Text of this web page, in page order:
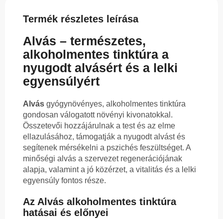
Termék részletes leírása
Alvás – természetes,
alkoholmentes tinktúra a
nyugodt alvásért és a lelki
egyensúlyért
Alvás gyógynövényes, alkoholmentes tinktúra
gondosan válogatott növényi kivonatokkal.
Összetevői hozzájárulnak a test és az elme
ellazulásához, támogatják a nyugodt alvást és
segítenek mérsékelni a pszichés feszültséget. A
minőségi alvás a szervezet regenerációjának
alapja, valamint a jó közérzet, a vitalitás és a lelki
egyensúly fontos része.
Az Alvás alkoholmentes tinktúra
hatásai és előnyei